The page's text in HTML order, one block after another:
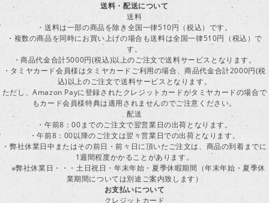
送料・配送について
送料
・送料は一部の商品を除き全国一律510円（税込）です。
・複数の商品を同時にお買い上げの場合も送料は全国一律510円（税込）で
す。
・商品代金合計5000円(税込)以上のご注文で送料サービスとなります。
・タミヤカード会員様はタミヤカードご利用の場合、商品代金合計2000円(税
込)以上のご注文で送料サービスとなります。
ただし、Amazon Payに登録されたクレジットカードがタミヤカードの場合で
もカード会員様特典は適用されませんのでご注意ください。
配送
・午前8：00までのご注文で翌営業日の出荷となります。
・午前8：00以降のご注文は翌々営業日での出荷となります。
・弊社休業日中またはその前日・前々日に頂いたご注文は、商品の到着までに
1週間程度かかることがあります。
※弊社休業日・・・土日祝日・年末年始・夏季休暇期間（年末年始・夏季休
業期間については別途ご案内致します）
お支払いについて
クレジットカード